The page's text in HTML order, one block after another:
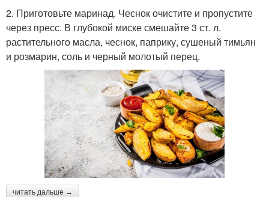
2. Приготовьте маринад. Чеснок очистите и пропустите
через пресс. В глубокой миске смешайте 3 ст. л.
растительного масла, чеснок, паприку, сушеный тимьян
и розмарин, соль и черный молотый перец.
читать дальше →